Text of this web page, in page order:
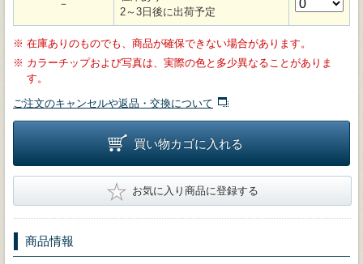
－
2～3日後に出荷予定
※ 在庫ありのものでも、商品が確保できない場合があります。
※ カラーチップおよび写真は、実際の色と多少異なることがありま
す。
ご注文のキャンセルや返品・交換について
買い物カゴに入れる
★ お気に入り商品に登録する
商品情報